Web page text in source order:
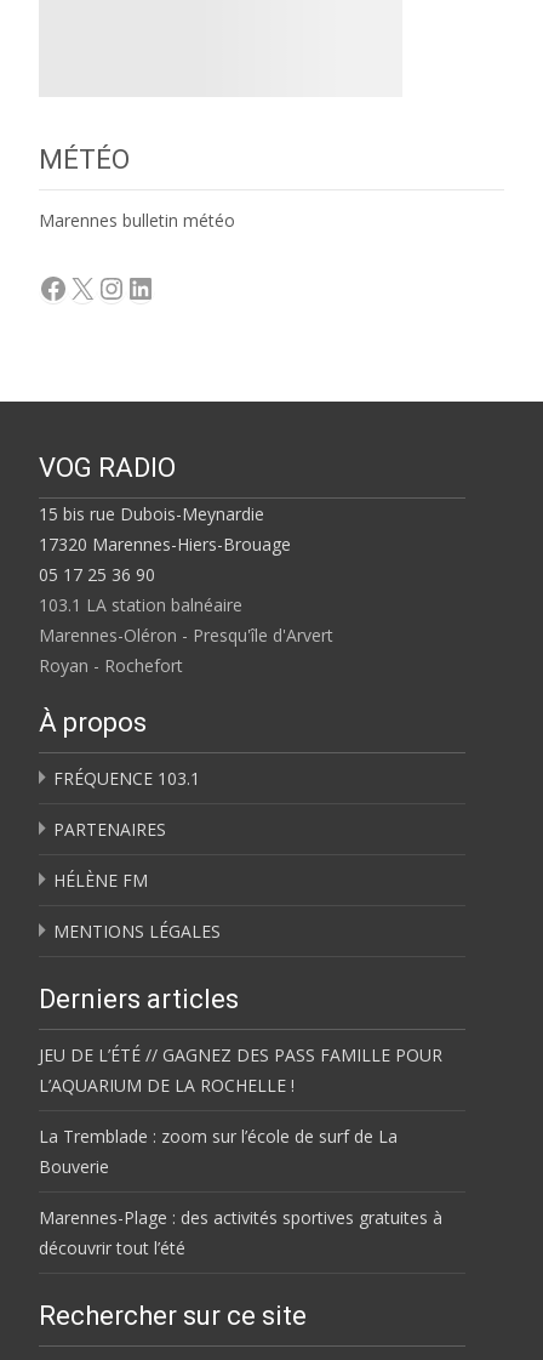
MÉTÉO
Marennes bulletin météo
Facebook
X Instagram
LinkedIn
VOG RADIO
15 bis rue Dubois-Meynardie
17320 Marennes-Hiers-Brouage
05 17 25 36 90
103.1 LA station balnéaire
Marennes-Oléron - Presqu'île d'Arvert
Royan - Rochefort
À propos
FRÉQUENCE 103.1
PARTENAIRES
HÉLÈNE FM
MENTIONS LÉGALES
Derniers articles
JEU DE L’ÉTÉ // GAGNEZ DES PASS FAMILLE POUR
L’AQUARIUM DE LA ROCHELLE !
La Tremblade : zoom sur l’école de surf de La
Bouverie
Marennes-Plage : des activités sportives gratuites à
découvrir tout l’été
Rechercher sur ce site